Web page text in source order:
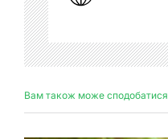
Вам також може сподобатися